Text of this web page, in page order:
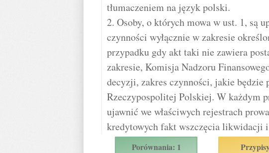
tłumaczeniem na język polski.
2. Osoby, o których mowa w ust. 1, są
czynności wyłącznie w zakresie
przypadku gdy akt taki nie zawiera
zakresie, Komisja Nadzoru
decyzji, zakres czynności, jakie będzie
Rzeczypospolitej Polskiej. W każdym
ujawnić we właściwych rejestrach
kredytowych fakt wszczęcia likwidacji
Porównania: 1